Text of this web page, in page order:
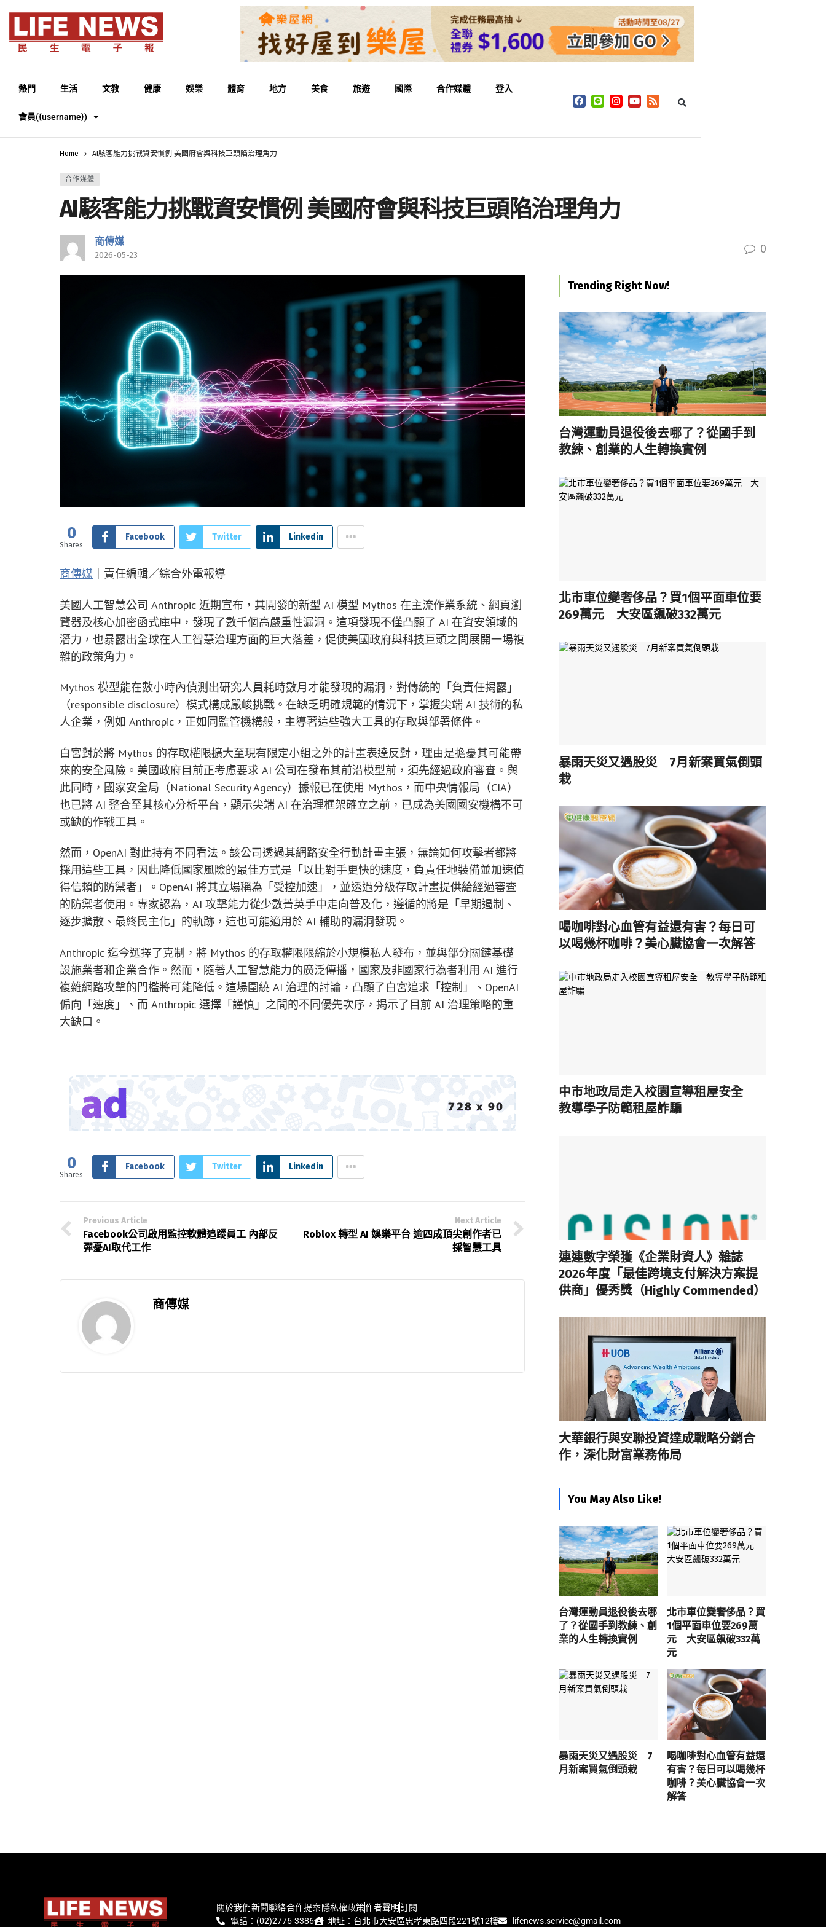
熱門 生活 文教 健康 娛樂 體育 地方 美食 旅遊 國際 合作媒體 登入
會員({username})
Home AI駭客能力挑戰資安慣例 美國府會與科技巨頭陷治理角力
合作媒體
AI駭客能力挑戰資安慣例 美國府會與科技巨頭陷治理角力
商傳媒
2026-05-23 0
0
Shares
Facebook Twitter Linkedin
商傳媒 ｜責任編輯／綜合外電報導
美國人工智慧公司 Anthropic 近期宣布，其開發的新型 AI 模型 Mythos 在主流作業系統、網頁瀏
覽器及核心加密函式庫中，發現了數千個高嚴重性漏洞。這項發現不僅凸顯了 AI 在資安領域的
潛力，也暴露出全球在人工智慧治理方面的巨大落差，促使美國政府與科技巨頭之間展開一場複
雜的政策角力。
Mythos 模型能在數小時內偵測出研究人員耗時數月才能發現的漏洞，對傳統的「負責任揭露」
（responsible disclosure）模式構成嚴峻挑戰。在缺乏明確規範的情況下，掌握尖端 AI 技術的私
人企業，例如 Anthropic，正如同監管機構般，主導著這些強大工具的存取與部署條件。
白宮對於將 Mythos 的存取權限擴大至現有限定小組之外的計畫表達反對，理由是擔憂其可能帶
來的安全風險。美國政府目前正考慮要求 AI 公司在發布其前沿模型前，須先經過政府審查。與
此同時，國家安全局（National Security Agency）據報已在使用 Mythos，而中央情報局（CIA）
也已將 AI 整合至其核心分析平台，顯示尖端 AI 在治理框架確立之前，已成為美國國安機構不可
或缺的作戰工具。
然而，OpenAI 對此持有不同看法。該公司透過其網路安全行動計畫主張，無論如何攻擊者都將
採用這些工具，因此降低國家風險的最佳方式是「以比對手更快的速度，負責任地裝備並加速值
得信賴的防禦者」。OpenAI 將其立場稱為「受控加速」，並透過分級存取計畫提供給經過審查
的防禦者使用。專家認為，AI 攻擊能力從少數菁英手中走向普及化，遵循的將是「早期遏制、
逐步擴散、最終民主化」的軌跡，這也可能適用於 AI 輔助的漏洞發現。
Anthropic 迄今選擇了克制，將 Mythos 的存取權限限縮於小規模私人發布，並與部分關鍵基礎
設施業者和企業合作。然而，隨著人工智慧能力的廣泛傳播，國家及非國家行為者利用 AI 進行
複雜網路攻擊的門檻將可能降低。這場圍繞 AI 治理的討論，凸顯了白宮追求「控制」、OpenAI
偏向「速度」、而 Anthropic 選擇「謹慎」之間的不同優先次序，揭示了目前 AI 治理策略的重
大缺口。
0
Shares
Facebook Twitter Linkedin
Previous Article
Facebook公司啟用監控軟體追蹤員工 內部反
彈憂AI取代工作
Next Article
Roblox 轉型 AI 娛樂平台 逾四成頂尖創作者已
採智慧工具
商傳媒
Trending Right Now!
台灣運動員退役後去哪了？從國手到
教練、創業的人生轉換實例
北市車位變奢侈品？買1個平面車位要
269萬元 大安區飆破332萬元
暴雨天災又遇股災 7月新案買氣倒頭
栽
喝咖啡對心血管有益還有害？每日可
以喝幾杯咖啡？美心臟協會一次解答
中市地政局走入校園宣導租屋安全
教導學子防範租屋詐騙
連連數字榮獲《企業財資人》雜誌
2026年度「最佳跨境支付解決方案提
供商」優秀獎（Highly Commended）
大華銀行與安聯投資達成戰略分銷合
作，深化財富業務佈局
You May Also Like!
台灣運動員退役後去哪
了？從國手到教練、創
業的人生轉換實例
北市車位變奢侈品？買
1個平面車位要269萬
元 大安區飆破332萬
元
暴雨天災又遇股災 7
月新案買氣倒頭栽
喝咖啡對心血管有益還
有害？每日可以喝幾杯
咖啡？美心臟協會一次
解答
關於我們新聞聯絡合作提案隱私權政策作者聲明訂閱
電話：(02)2776-3386
地址：台北市大安區忠孝東路四段221號12樓 lifenews.service@gmail.com